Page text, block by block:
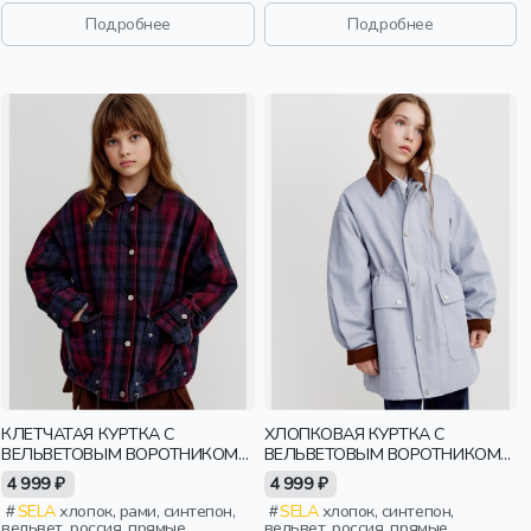
карман, кулиска, объемные,
девочки, старшеклассники, дети
Подробнее клапан, манжета, свободные,
прорези, карман, воротник,
сборки, объемные, девочки,
Подробнее
КЛЕТЧАТАЯ КУРТКА С
ВЕЛЬВЕТОВЫМ ВОРОТНИКОМ
ДЕТСКАЯ
4 999 ₽
SELAхлопок, рами, синтепон,
ХЛОПКОВАЯ КУРТКА С
ВЕЛЬВЕТОВЫМ ВОРОТНИКОМ
ДЛЯ ДЕВОЧЕК
4 999 ₽
SELAхлопок, синтепон,